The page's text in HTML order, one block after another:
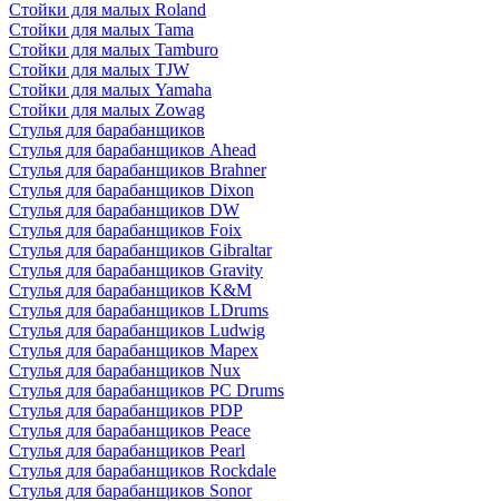
Стойки для малых Roland
Стойки для малых Tama
Стойки для малых Tamburo
Стойки для малых TJW
Стойки для малых Yamaha
Стойки для малых Zowag
Стулья для барабанщиков
Стулья для барабанщиков Ahead
Стулья для барабанщиков Brahner
Стулья для барабанщиков Dixon
Стулья для барабанщиков DW
Стулья для барабанщиков Foix
Стулья для барабанщиков Gibraltar
Стулья для барабанщиков Gravity
Стулья для барабанщиков K&M
Стулья для барабанщиков LDrums
Стулья для барабанщиков Ludwig
Стулья для барабанщиков Mapex
Стулья для барабанщиков Nux
Стулья для барабанщиков PC Drums
Стулья для барабанщиков PDP
Стулья для барабанщиков Peace
Стулья для барабанщиков Pearl
Стулья для барабанщиков Rockdale
Стулья для барабанщиков Sonor